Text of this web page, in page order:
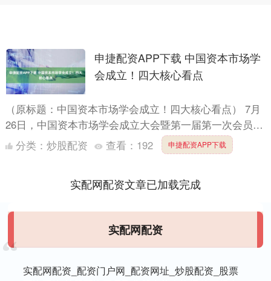
申捷配资APP下载 中国资本市场学
会成立！四大核心看点
（原标题：中国资本市场学会成立！四大核心看点） 7月
26日，中国资本市场学会成立大会暨第一届第一次会员代
表大会在上海召开。这标志着中国资本市场拥有了官方
的、顶级....
分类： 炒股配资 查看： 192 申捷配资APP下载
实配网配资文章已加载完成
实配网配资
实配网配资_配资门户网_配资网址_炒股配资_股票